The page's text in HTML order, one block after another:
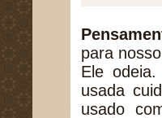
para
Ele
usada
usado